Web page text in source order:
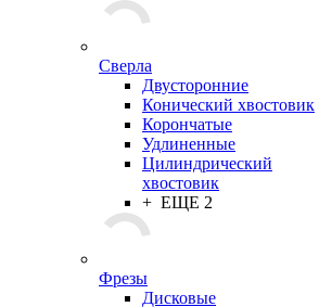
Сверла
Двусторонние
Конический хвостовик
Корончатые
Удлиненные
Цилиндрический
хвостовик
+ ЕЩЕ 2
Фрезы
Дисковые